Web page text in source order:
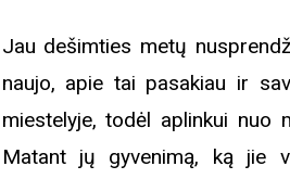
Jau dešimties metų
naujo, apie tai pasakiau ir
miestelyje, todėl aplinkui nuo
Matant jų gyvenimą, ką jie